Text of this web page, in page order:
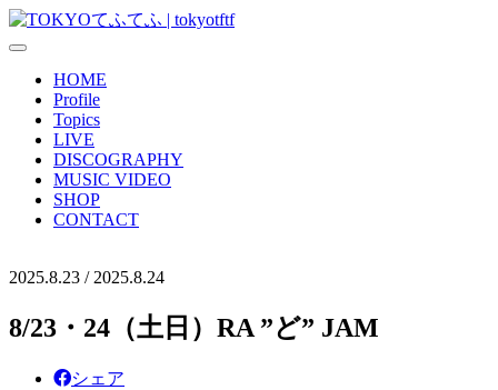
HOME
Profile
Topics
LIVE
DISCOGRAPHY
MUSIC VIDEO
SHOP
CONTACT
2025.8.23 / 2025.8.24
8/23・24（土日）RA ”ど” JAM
シェア